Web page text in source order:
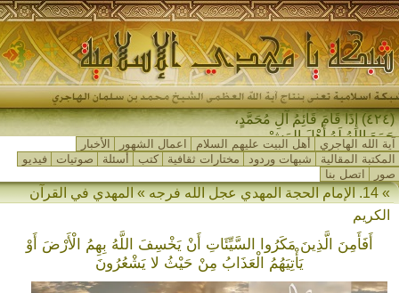
(٤٢٤) إِذَا قَامَ قَائِمُ آلِ مُحَمَّدٍ،
جَمَعَ اللهُ لَهُ أَهْلَ المَشْرِقِ _
آية الله الهاجري أهل البيت عليهم السلام اعمال الشهور
الأخبار
المكتبة المقالية
شبهات وردود مختارات ثقافية كتب أسئلة صوتيات
فيديو
صور
اتصل بنا
» 14. الإمام الحجة المهدي عجل الله فرجه » المهدي في القرآن
الكريم
أَفَأَمِنَ الَّذِينَ مَكَرُوا السَّيِّئَاتِ أَنْ يَخْسِفَ اللَّهُ بِهِمُ الْأَرْضَ أَوْ
يَأْتِيَهُمُ الْعَذَابُ مِنْ حَيْثُ لا يَشْعُرُونَ